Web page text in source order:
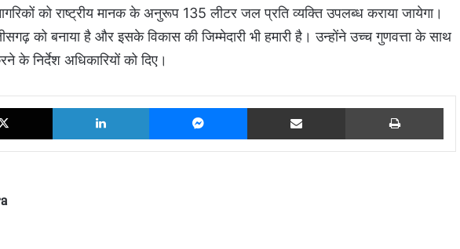
को राष्ट्रीय मानक के अनुरूप 135 लीटर जल प्रति व्यक्ति उपलब्ध कराया जायेगा।
को बनाया है और इसके विकास की जिम्मेदारी भी हमारी है। उन्होंने उच्च गुणवत्ता के साथ
के निर्देश अधिकारियों को दिए।
X LinkedIn Messenger Share via Email Print